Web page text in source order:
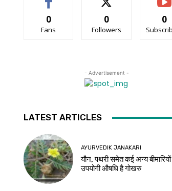
0
Fans
0
Followers
0
- Advertisement -
LATEST ARTICLES
AYURVEDIK JANAKARI
यौन, पथरी समेत कई अन्य
उपयोगी औषधि है गोखरु